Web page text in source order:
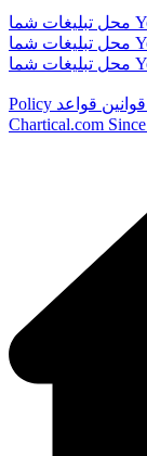
محل تبلیغات شما
محل تبلیغات شما
محل تبلیغات شما
Policy قوانین قواعد
Chartical.com